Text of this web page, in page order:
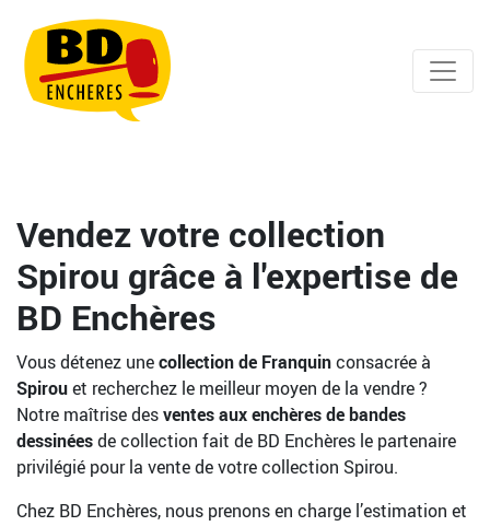
Vendez votre collection
Spirou grâce à l'expertise de
BD Enchères
Vous détenez unecollection de Franquinconsacrée à
Spirouet recherchez le meilleur moyen de la vendre ?
Notre maîtrise desventes aux enchères de bandes
dessinéesde collection fait de BD Enchères le partenaire
privilégié pour la vente de votre collection Spirou.
Chez BD Enchères, nous prenons en charge l’estimation et